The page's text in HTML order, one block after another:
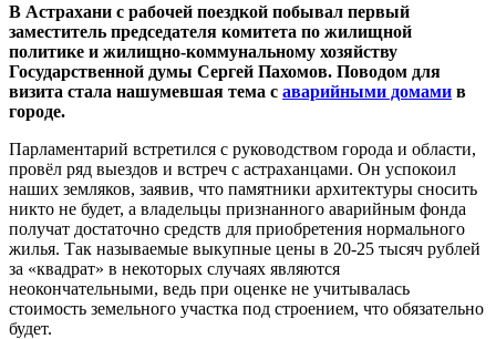
В Астрахани с рабочей поездкой побывал первый
заместитель председателя комитета по жилищной
политике и жилищно-коммунальному хозяйству
Государственной думы Сергей Пахомов. Поводом для
визита стала нашумевшая тема с аварийными домами в
городе.
Парламентарий встретился с руководством города и области,
провёл ряд выездов и встреч с астраханцами. Он успокоил
наших земляков, заявив, что памятники архитектуры сносить
никто не будет, а владельцы признанного аварийным фонда
получат достаточно средств для приобретения нормального
жилья. Так называемые выкупные цены в 20-25 тысяч рублей
за «квадрат» в некоторых случаях являются
неокончательными, ведь при оценке не учитывалась
стоимость земельного участка под строением, что обязательно
будет.